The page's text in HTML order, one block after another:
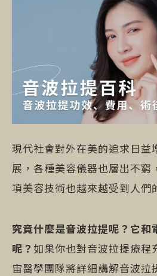
現代社會對外在美的追求日益
展，各種美容儀器也層出不窮
項美容技術也越來越受到人們
究竟什麼是音波拉提呢？它和
呢？ 如果你也對音波拉提療程
宙醫學團隊將詳細講解音波拉